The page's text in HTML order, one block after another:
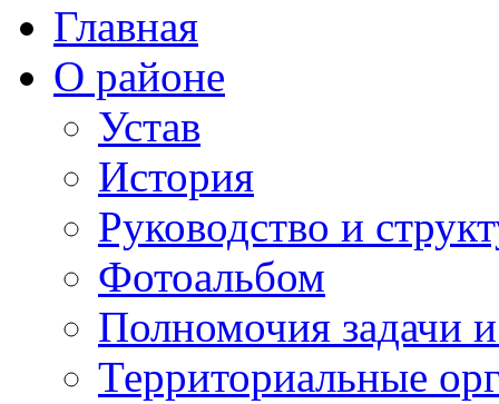
Главная
О районе
Устав
История
Руководство и
Фотоальбом
Полномочия задачи
Территориальные